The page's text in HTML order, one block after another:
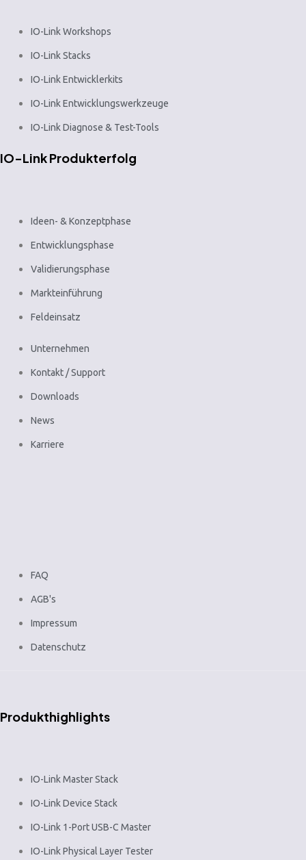
IO-Link Workshops
IO-Link Stacks
IO-Link Entwicklerkits
IO-Link Entwicklungswerkzeuge
IO-Link Diagnose & Test-Tools
IO-Link Produkterfolg
Ideen- & Konzeptphase
Entwicklungsphase
Validierungsphase
Markteinführung
Feldeinsatz
Unternehmen
Kontakt / Support
Downloads
News
Karriere
FAQ
AGB's
Impressum
Datenschutz
Produkthighlights
IO-Link Master Stack
IO-Link Device Stack
IO-Link 1-Port USB-C Master
IO-Link Physical Layer Tester